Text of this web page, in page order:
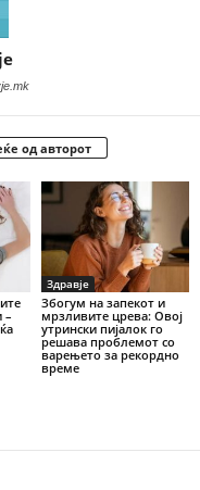
од авторот
–
Здравје
Збогум на запекот и
мрзливите црева: Овој
утрински пијалок го
решава проблемот со
варењето за рекордно
време